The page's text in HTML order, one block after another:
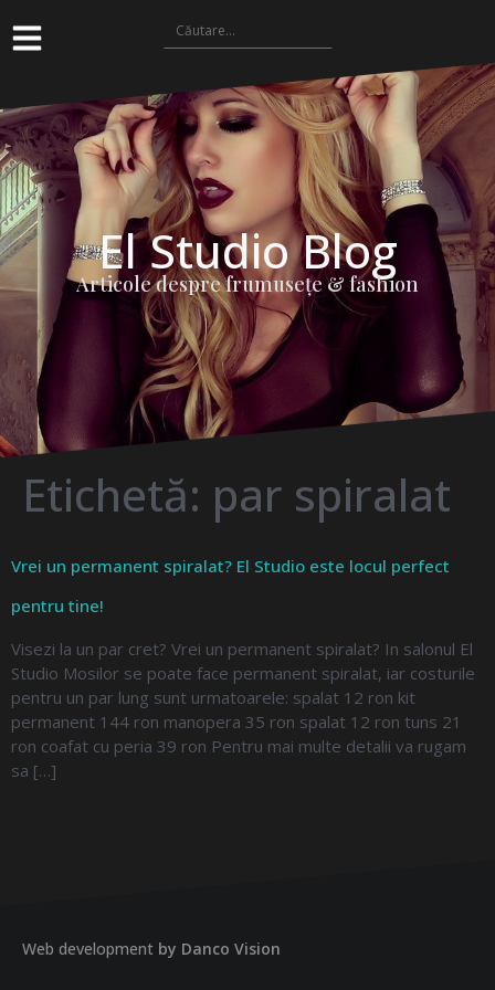
El Studio Blog
Articole despre frumuseţe & fashion
Etichetă: par spiralat
Vrei un permanent spiralat? El Studio este locul perfect
pentru tine!
Visezi la un par cret? Vrei un permanent spiralat? In salonul El
Studio Mosilor se poate face permanent spiralat, iar costurile
pentru un par lung sunt urmatoarele: spalat 12 ron kit
permanent 144 ron manopera 35 ron spalat 12 ron tuns 21
ron coafat cu peria 39 ron Pentru mai multe detalii va rugam
sa […]
Web development by Danco Vision